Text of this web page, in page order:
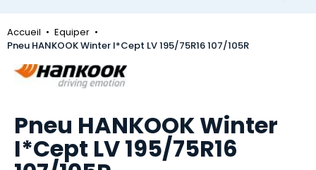
Accueil
Equiper
Pneu HANKOOK Winter I*Cept LV 195/75R16 107/105R
Marque
Pneu HANKOOK Winter
I*Cept LV 195/75R16